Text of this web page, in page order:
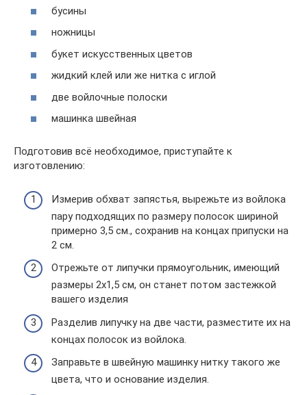
бусины
ножницы
букет искусственных цветов
жидкий клей или же нитка с иглой
две войлочные полоски
машинка швейная
Подготовив всё необходимое, приступайте к
изготовлению:
Измерив обхват запястья, вырежьте из войлока
пару подходящих по размеру полосок шириной
примерно 3,5 см., сохранив на концах припуски на
2 см.
Отрежьте от липучки прямоугольник, имеющий
размеры 2х1,5 см, он станет потом застежкой
вашего изделия
Разделив липучку на две части, разместите их на
концах полосок из войлока.
Заправьте в швейную машинку нитку такого же
цвета, что и основание изделия.